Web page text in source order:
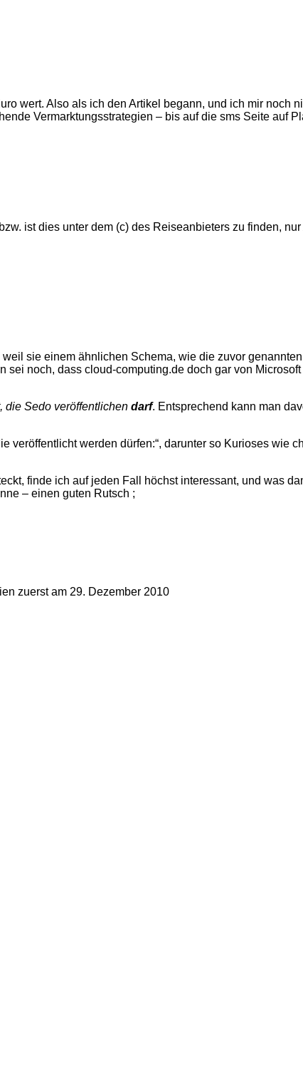
wert. Also als ich den Artikel begann, und ich mir noch
Vermarktungsstrategien – bis auf die sms Seite auf
bzw. ist dies unter dem (c) des Reiseanbieters zu finden,
sie einem ähnlichen Schema, wie die zuvor
noch, dass cloud-computing.de doch gar von
die Sedo veröffentlichen darf. Entsprechend kann man
veröffentlicht werden dürfen:“, darunter so Kurioses wie
finde ich auf jeden Fall höchst interessant, und was
– einen guten Rutsch ;
zuerst am 29. Dezember 2010